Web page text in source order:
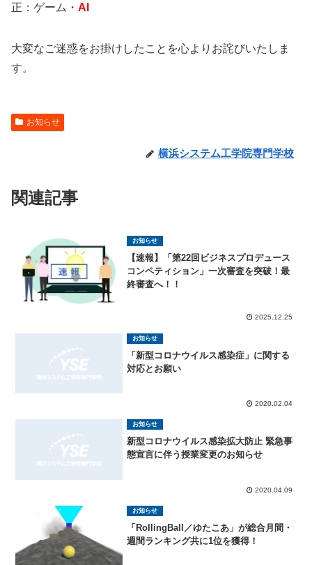
正：ゲーム・ AI
大変なご迷惑をお掛けしたことを心よりお詫びいたしま
す。
お知らせ
横浜システム工学院専門学校
関連記事
お知らせ
【速報】「第22回ビジネスプロデュース
コンペティション」一次審査を突破！最
終審査へ！！
2025.12.25
お知らせ
「新型コロナウイルス感染症」に関する
対応とお願い
2020.02.04
お知らせ
新型コロナウイルス感染拡大防止 緊急事
態宣言に伴う授業変更のお知らせ
2020.04.09
お知らせ
「RollingBall／ゆたこあ」が総合月間・
週間ランキング共に1位を獲得！